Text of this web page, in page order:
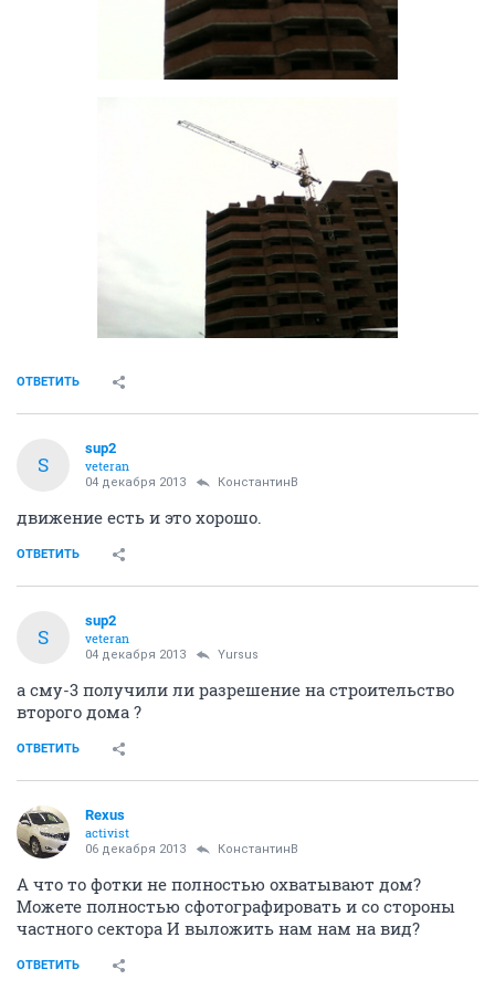
ОТВЕТИТЬ
S
sup2
veteran
04 декабря 2013 КонстантинВ
движение есть и это хорошо.
ОТВЕТИТЬ
S
sup2
veteran
04 декабря 2013 Yursus
а сму-3 получили ли разрешение на строительство
второго дома ?
ОТВЕТИТЬ
Rexus
activist
06 декабря 2013 КонстантинВ
А что то фотки не полностью охватывают дом?
Можете полностью сфотографировать и со стороны
частного сектора И выложить нам нам на вид?
ОТВЕТИТЬ